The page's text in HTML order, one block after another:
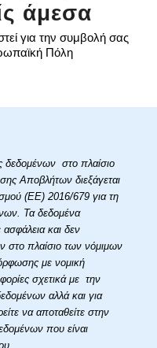
άμεσα
για την συμβολή σας
Πόλη
στο πλαίσιο
Αποβλήτων διεξάγεται
(ΕΕ) 2016/679 για τη
Τα δεδομένα
και δεν
στο πλαίσιο των νόμιμων
με νομική
σχετικά με την
αλλά και για
να αποταθείτε στην
που είναι